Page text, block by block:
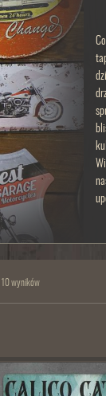
wyników